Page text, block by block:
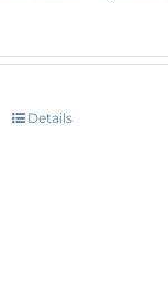
Dieses
Details